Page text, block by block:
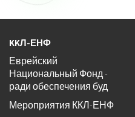
KKЛ-ЕНФ
Еврейский
Национальный Фонд -
ради обеспечения буд
Мероприятия ККЛ-ЕНФ